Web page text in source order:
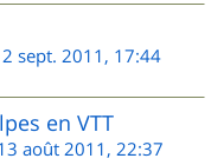
sept. 2011, 17:44
en VTT
août 2011, 22:37